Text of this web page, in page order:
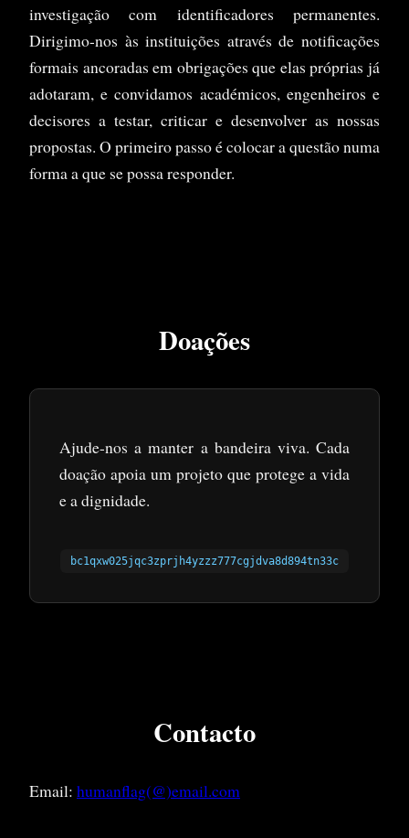
investigação com identificadores permanentes.
Dirigimo-nos às instituições através de notificações
formais ancoradas em obrigações que elas próprias já
adotaram, e convidamos académicos, engenheiros e
decisores a testar, criticar e desenvolver as nossas
propostas. O primeiro passo é colocar a questão numa
forma a que se possa responder.
Doações
Ajude-nos a manter a bandeira viva. Cada
doação apoia um projeto que protege a vida
e a dignidade.
bc1qxw025jqc3zprjh4yzzz777cgjdva8d894tn33c
Contacto
Email: humanflag(@)email.com